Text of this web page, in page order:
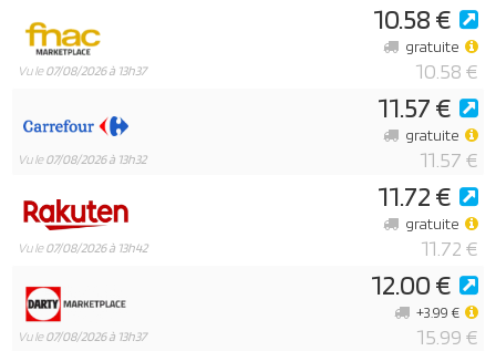
Vu le07/08/2026 à 13h37
10.58 €
10.58 €
gratuite
Vu le07/08/2026 à 13h32
11.57 €
11.57 €
gratuite
Vu le07/08/2026 à 13h42
11.72 €
11.72 €
gratuite
Vu le07/08/2026 à 13h37
12.00 €
15.99 €
+3.99 €